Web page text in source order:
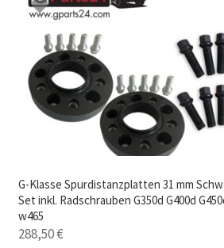
G-Klasse Spurdistanzplatten 31 mm
Set inkl. Radschrauben G350d G400d
w465
288,50€